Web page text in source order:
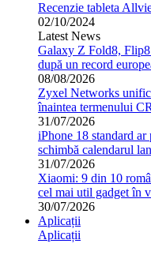
Recenzie tableta
02/10/2024
Latest News
Galaxy Z Fold8, Flip8
după un record
08/08/2026
Zyxel Networks
înaintea termenului
31/07/2026
iPhone 18 standard
schimbă calendarul
31/07/2026
Xiaomi: 9 din 10
cel mai util gadget în
30/07/2026
Aplicații
Aplicații